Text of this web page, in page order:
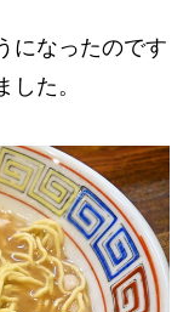
になったのです
た。